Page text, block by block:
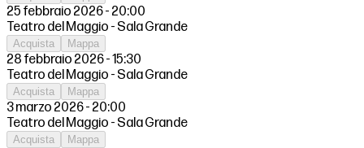
25 febbraio 2026 - 20:00
Teatro del Maggio - Sala Grande
Acquista Mappa
28 febbraio 2026 - 15:30
Teatro del Maggio - Sala Grande
Acquista Mappa
3 marzo 2026 - 20:00
Teatro del Maggio - Sala Grande
Acquista Mappa